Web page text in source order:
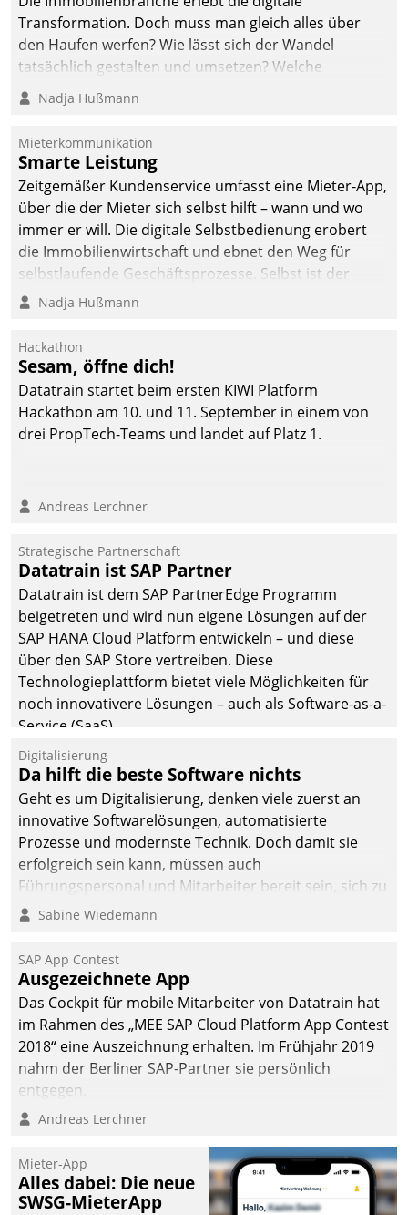
automatisiert, vollständig
und auf Wunsch über
mehrere zuvor
Kommunikationswege bei
Transformation. Doch muss man gleich alles über
den Haufen werfen? Wie lässt sich der Wandel
tatsächlich gestalten und umsetzen? Welche
Argumente zählen wirklich?
Nadja Hußmann
Mieterkommunikation
Smarte Leistung
Zeitgemäßer Kundenservice umfasst eine Mieter-App,
über die der Mieter sich selbst hilft – wann und wo
immer er will. Die digitale Selbstbedienung erobert
die Immobilienwirtschaft und ebnet den Weg für
selbstlaufende Geschäftsprozesse. Selbst ist der
Kunde und smart der Serviceanbieter.
Nadja Hußmann
Hackathon
Sesam, öffne dich!
Datatrain startet beim ersten KIWI Platform
Hackathon am 10. und 11. September in einem von
drei PropTech-Teams und landet auf Platz 1.
Andreas Lerchner
Strategische Partnerschaft
Datatrain ist SAP Partner
Datatrain ist dem SAP PartnerEdge Programm
beigetreten und wird nun eigene Lösungen auf der
SAP HANA Cloud Platform entwickeln – und diese
über den SAP Store vertreiben. Diese
Technologieplattform bietet viele Möglichkeiten für
noch innovativere Lösungen – auch als Software-as-a-
Service (SaaS).
Digitalisierung
Da hilft die beste Software nichts
Geht es um Digitalisierung, denken viele zuerst an
innovative Softwarelösungen, automatisierte
Prozesse und modernste Technik. Doch damit sie
erfolgreich sein kann, müssen auch
Führungspersonal und Mitarbeiter bereit sein, sich zu
verändern und anzupassen, sonst werden sie an ihr
Sabine Wiedemann
SAP App Contest
Ausgezeichnete App
Das Cockpit für mobile Mitarbeiter von Datatrain hat
im Rahmen des „MEE SAP Cloud Platform App Contest
2018“ eine Auszeichnung erhalten. Im Frühjahr 2019
nahm der Berliner SAP-Partner sie persönlich
entgegen.
Andreas Lerchner
Mieter-App
Alles dabei: Die neue
SWSG-MieterApp